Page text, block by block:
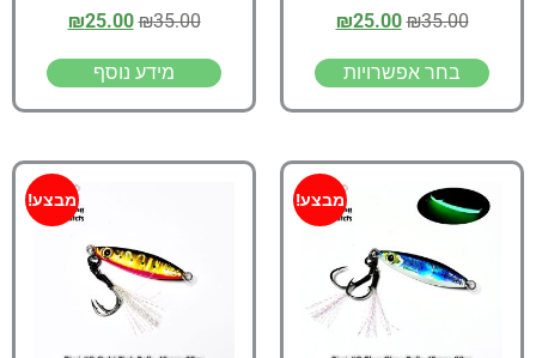
₪35.00
₪25.00
בחר אפשרויות
₪35.00
₪25.00
מידע נוסף
מבצע! מבצע!